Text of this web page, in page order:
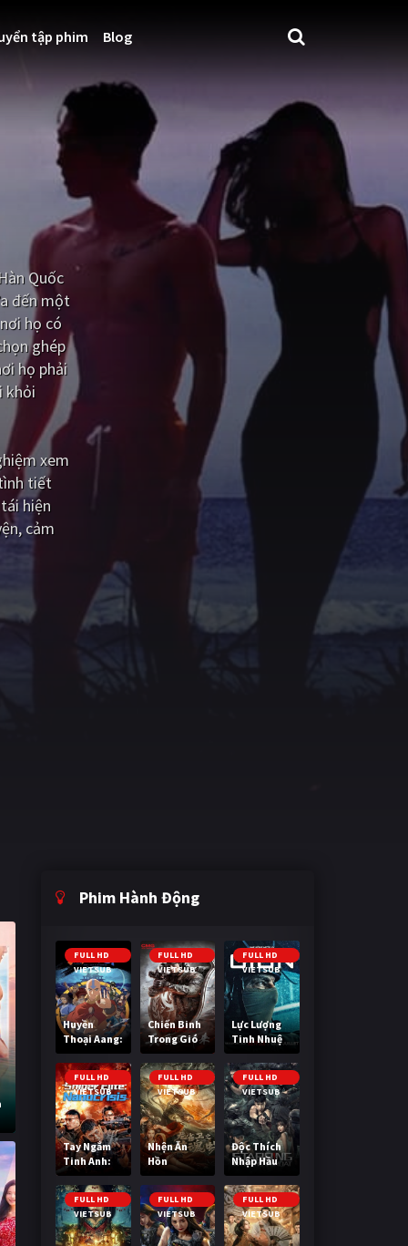
tập phim Blog
Quốc
đến một
họ có
ghép
họ phải
khỏi
xem
tiết
hiện
cảm
Phim Hành Động
FULL HD
VIETSUB
Huyền
Thoại Aang:
Tiết Khí Sư
Cuối Cùng
FULL HD
VIETSUB
Chiến Binh
Trong Gió
FULL HD
VIETSUB
Lực Lượng
Tinh Nhuệ
FULL HD
VIETSUB
Tay Ngắm
Tinh Anh:
Nguy Cơ
Nano
FULL HD
VIETSUB
Nhện Ăn
Hồn
FULL HD
VIETSUB
Độc Thích
Nhập Hầu
FULL HD
VIETSUB
FULL HD
VIETSUB
FULL HD
VIETSUB